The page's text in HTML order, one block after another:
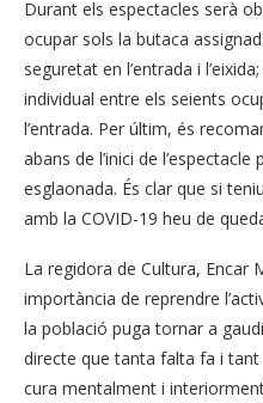
Durant els espectacles serà
ocupar sols la butaca
seguretat en l’entrada i
individual entre els seients
l’entrada. Per últim, és
abans de l’inici de
esglaonada. És clar que si
amb la COVID-19 heu de
La regidora de Cultura, Encar
importància de reprendre
la població puga tornar a
directe que tanta falta fa i
cura mentalment i